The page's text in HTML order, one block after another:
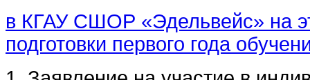
в КГАУ СШОР «Эдельвейс» на
подготовки первого года